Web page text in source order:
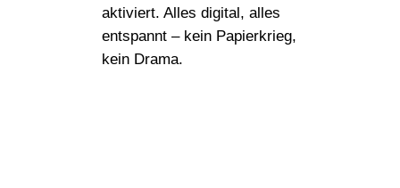
aktiviert. Alles digital, alles
entspannt – kein Papierkrieg,
kein Drama.